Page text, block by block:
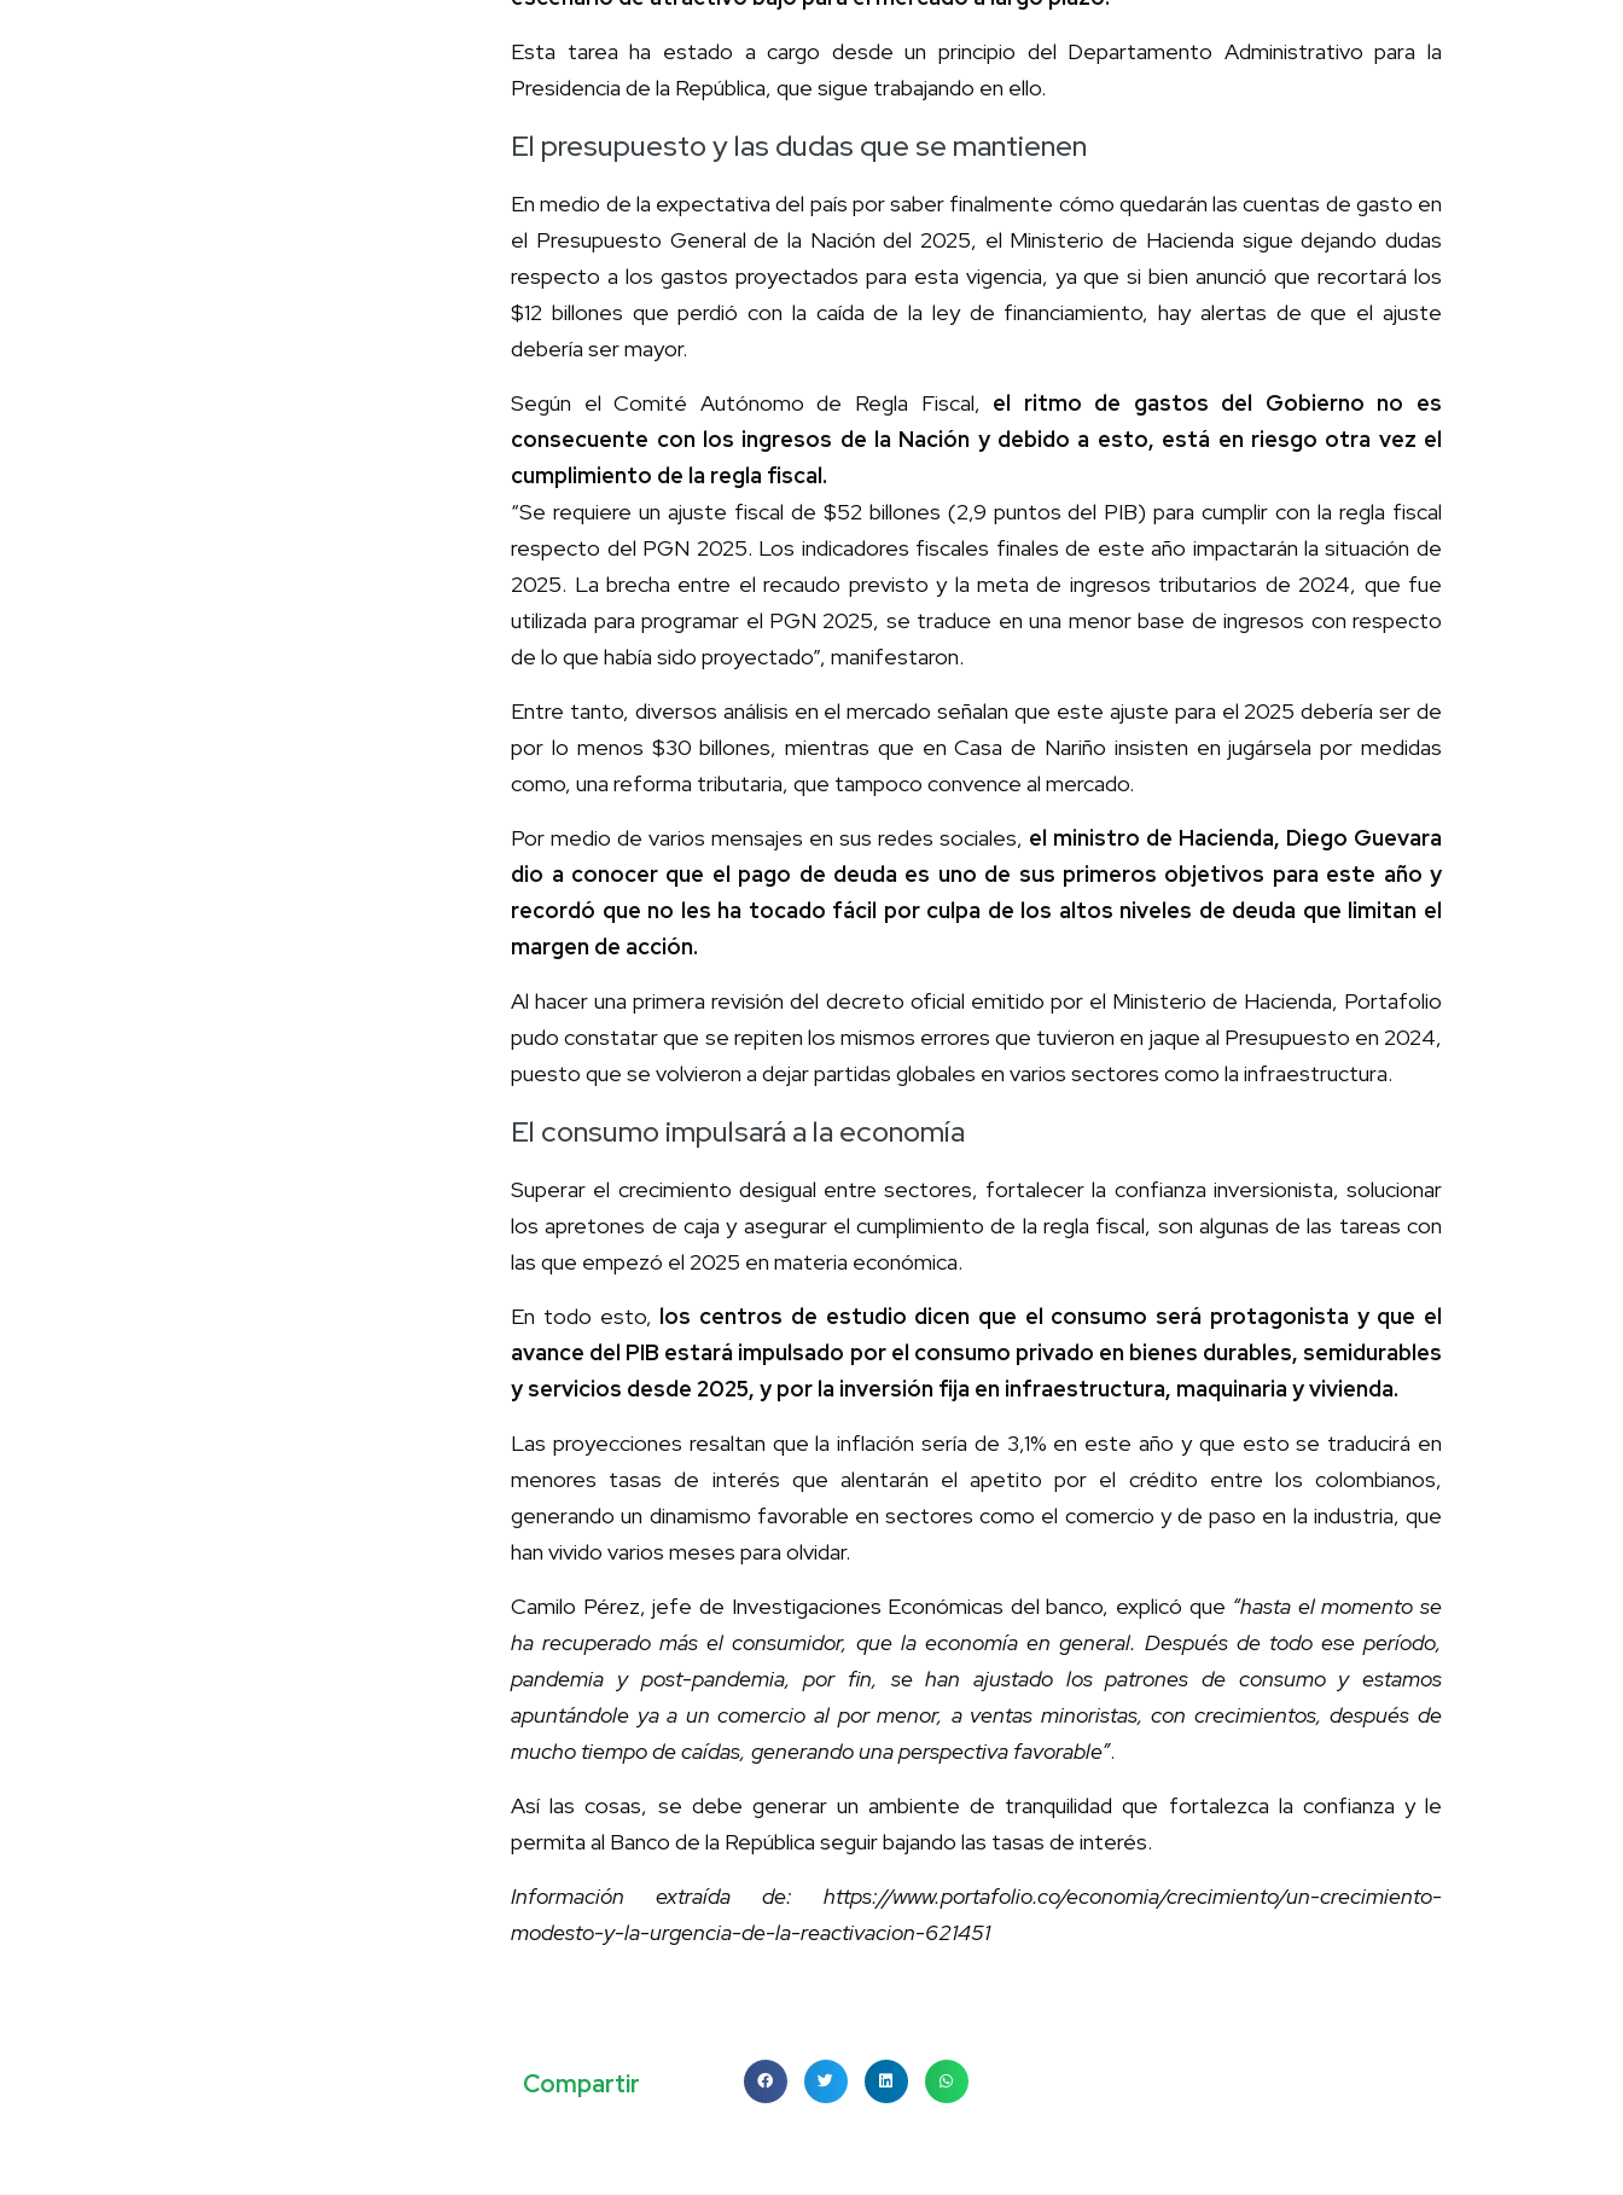
Esta tarea ha estado a cargo desde un principio del Departamento Administrativo para la
Presidencia de la República, que sigue trabajando en ello.
El presupuesto y las dudas que se mantienen
En medio de la expectativa del país por saber finalmente cómo quedarán las cuentas de gasto en
el Presupuesto General de la Nación del 2025, el Ministerio de Hacienda sigue dejando dudas
respecto a los gastos proyectados para esta vigencia, ya que si bien anunció que recortará los
$12 billones que perdió con la caída de la ley de financiamiento, hay alertas de que el ajuste
debería ser mayor.
Según el Comité Autónomo de Regla Fiscal, el ritmo de gastos del Gobierno no es
consecuente con los ingresos de la Nación y debido a esto, está en riesgo otra vez el
cumplimiento de la regla fiscal.
“Se requiere un ajuste fiscal de $52 billones (2,9 puntos del PIB) para cumplir con la regla fiscal
respecto del PGN 2025. Los indicadores fiscales finales de este año impactarán la situación de
2025. La brecha entre el recaudo previsto y la meta de ingresos tributarios de 2024, que fue
utilizada para programar el PGN 2025, se traduce en una menor base de ingresos con respecto
de lo que había sido proyectado”, manifestaron.
Entre tanto, diversos análisis en el mercado señalan que este ajuste para el 2025 debería ser de
por lo menos $30 billones, mientras que en Casa de Nariño insisten en jugársela por medidas
como, una reforma tributaria, que tampoco convence al mercado.
Por medio de varios mensajes en sus redes sociales, el ministro de Hacienda, Diego Guevara
dio a conocer que el pago de deuda es uno de sus primeros objetivos para este año y
recordó que no les ha tocado fácil por culpa de los altos niveles de deuda que limitan el
margen de acción.
Al hacer una primera revisión del decreto oficial emitido por el Ministerio de Hacienda, Portafolio
pudo constatar que se repiten los mismos errores que tuvieron en jaque al Presupuesto en 2024,
puesto que se volvieron a dejar partidas globales en varios sectores como la infraestructura.
El consumo impulsará a la economía
Superar el crecimiento desigual entre sectores, fortalecer la confianza inversionista, solucionar
los apretones de caja y asegurar el cumplimiento de la regla fiscal, son algunas de las tareas con
las que empezó el 2025 en materia económica.
En todo esto, los centros de estudio dicen que el consumo será protagonista y que el
avance del PIB estará impulsado por el consumo privado en bienes durables, semidurables
y servicios desde 2025, y por la inversión fija en infraestructura, maquinaria y vivienda.
Las proyecciones resaltan que la inflación sería de 3,1% en este año y que esto se traducirá en
menores tasas de interés que alentarán el apetito por el crédito entre los colombianos,
generando un dinamismo favorable en sectores como el comercio y de paso en la industria, que
han vivido varios meses para olvidar.
Camilo Pérez, jefe de Investigaciones Económicas del banco, explicó que “hasta el momento se
ha recuperado más el consumidor, que la economía en general. Después de todo ese período,
pandemia y post-pandemia, por fin, se han ajustado los patrones de consumo y estamos
apuntándole ya a un comercio al por menor, a ventas minoristas, con crecimientos, después de
mucho tiempo de caídas, generando una perspectiva favorable”.
Así las cosas, se debe generar un ambiente de tranquilidad que fortalezca la confianza y le
permita al Banco de la República seguir bajando las tasas de interés.
Información extraída de: https://www.portafolio.co/economia/crecimiento/un-crecimiento-
modesto-y-la-urgencia-de-la-reactivacion-621451
Compartir